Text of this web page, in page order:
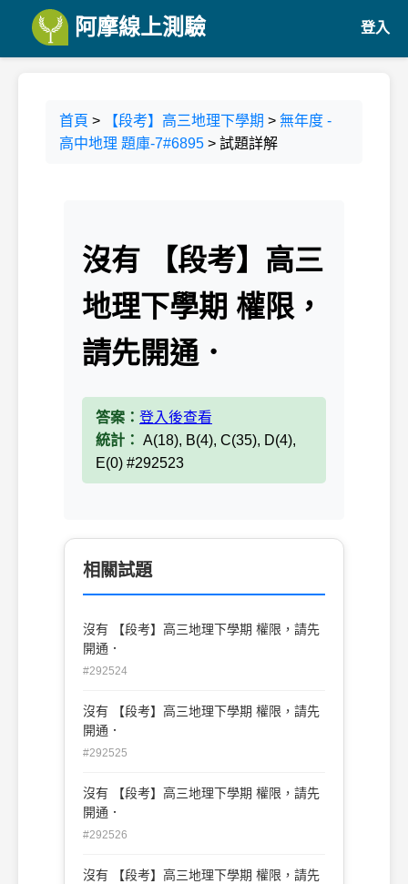
阿摩線上測驗 登入
首頁 > 【段考】高三地理下學期 > 無年度 -
高中地理 題庫-7#6895 > 試題詳解
沒有 【段考】高三
地理下學期 權限，
請先開通．
答案： 登入後查看
統計： A(18), B(4), C(35), D(4),
E(0) #292523
相關試題
沒有 【段考】高三地理下學期 權限，請先
開通．
#292524
沒有 【段考】高三地理下學期 權限，請先
開通．
#292525
沒有 【段考】高三地理下學期 權限，請先
開通．
#292526
沒有 【段考】高三地理下學期 權限，請先